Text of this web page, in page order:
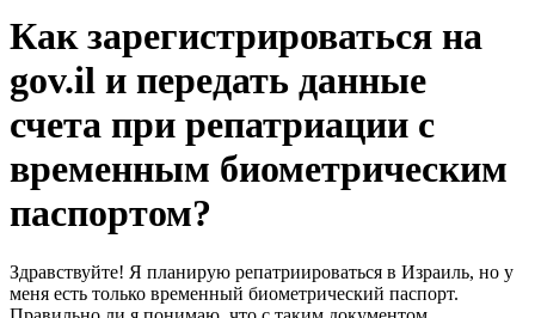
Как зарегистрироваться на
gov.il и передать данные
счета при репатриации с
временным биометрическим
паспортом?
Здравствуйте! Я планирую репатриироваться в Израиль, но у
меня есть только временный биометрический паспорт.